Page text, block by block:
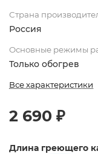
Страна
Россия
Основные режимы
Только обогрев
Все характеристики
2 690 ₽
Длина греющего